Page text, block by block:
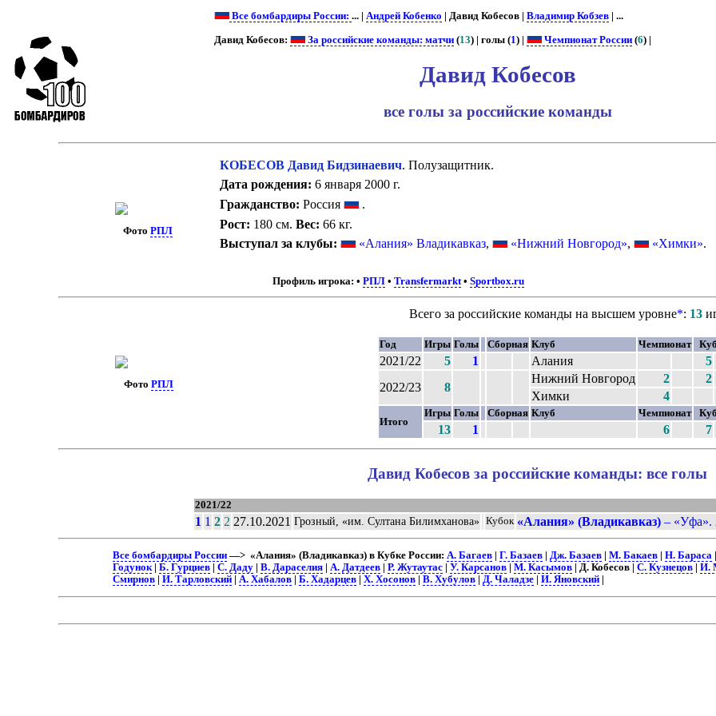
Все бомбардиры России: ... | Андрей Кобенко | Давид Кобесов | Владимир Кобзев| ...
Давид Кобесов: За российские команды: матчи(13) | голы (1) | Чемпионат России(6) |
Давид Кобесов
все голы за российские команды
Фото РПЛ
КОБЕСОВ Давид Бидзинаевич. Полузащитник.
Дата рождения: 6 января 2000 г.
Гражданство: Россия
.
Рост: 180 см. Вес: 66 кг.
Выступал за клубы:
«Алания» Владикавказ, «Нижний Новгород», «Химки».
Профиль игрока: •РПЛ •Transfermarkt•Sportbox.ru
ФотоРПЛ
Всего за российские команды на высшем уровне*: 13
Год Игры Голы Сборная Клуб Чемпионат
2021/22 5 1 Алания 5
2022/23
8
Нижний Новгород 2
2
Химки
4
Итого
Игры Голы Сборная Клуб Чемпионат
13 1 6 7
Давид Кобесов за российские команды: все голы
2021/22
1 1 2 2 27.10.2021 Грозный, «им. Султана Билимханова» Кубок «Алания» (Владикавказ)– «Уфа».
Все бомбардиры России—> «Алания» (Владикавказ) в Кубке России: А. Багаев| Г. Базаев| Дж. Базаев| М. Бакаев| Н. Бараса|
Годунок| Б. Гурциев| С. Даду| В. Дараселия| А. Датдеев| Р. Жутаутас| У. Карсанов| М. Касымов| Д. Кобесов | С. Кузнецов| И.
Смирнов| И. Тарловский| А. Хабалов| Б. Хадарцев| Х. Хосонов| В. Хубулов| Д. Чаладзе| И. Яновский|